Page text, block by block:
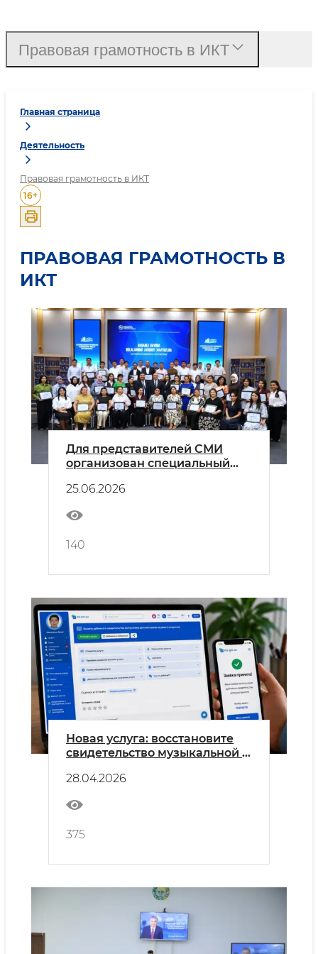
Главная страница
Деятельность
Правовая грамотность в ИКТ
16+
ПРАВОВАЯ ГРАМОТНОСТЬ В
ИКТ
Для представителей СМИ
организован специальный
информационной
25.06.2026
140
Новая услуга: восстановите
свидетельство музыкальной и
онлайн!
28.04.2026
375
Правовая грамотность в ИКТ